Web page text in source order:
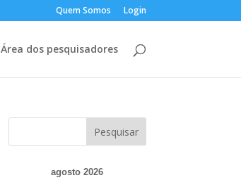
Quem Somos Login
Área dos pesquisadores
agosto 2026